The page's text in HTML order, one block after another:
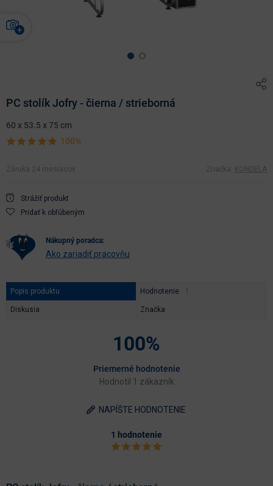
PC stolík Jofry - čierna / strieborná
60 x 53.5 x 75 cm
100%
Záruka 24 mesiacov Značka: KONDELA
Strážiť produkt
Pridať k obľúbeným
nákupný poradca:
Ako zariadiť pracovňu
Popis produktu Hodnotenie
Diskusia Značka
100%
Priemerné hodnotenie
Hodnotil 1 zákazník
NAPÍŠTE HODNOTENIE
1 hodnotenie